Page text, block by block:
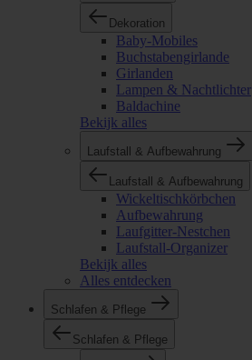
Dekoration
Baby-Mobiles
Buchstabengirlande
Girlanden
Lampen & Nachtlichter
Baldachine
Bekijk alles
Laufstall & Aufbewahrung
Laufstall & Aufbewahrung
Wickeltischkörbchen
Aufbewahrung
Laufgitter-Nestchen
Laufstall-Organizer
Bekijk alles
Alles entdecken
Schlafen & Pflege
Schlafen & Pflege